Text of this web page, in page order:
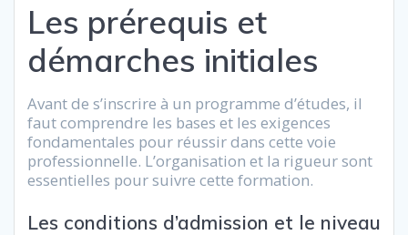
Les prérequis et
démarches initiales
Avant de s’inscrire à un programme d’études, il
faut comprendre les bases et les exigences
fondamentales pour réussir dans cette voie
professionnelle. L’organisation et la rigueur sont
essentielles pour suivre cette formation.
Les conditions d’admission et le niveau